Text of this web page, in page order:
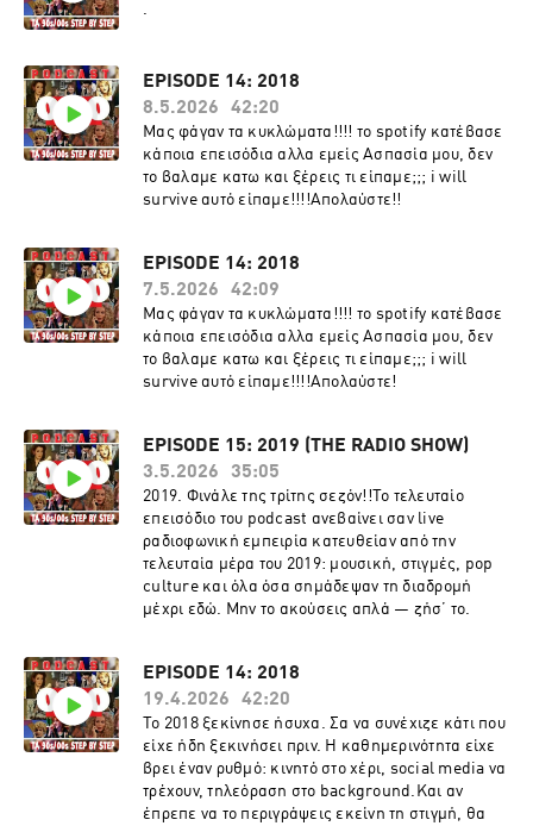
.
EPISODE 14: 2018
8.5.2026
42:20
Mας φάγαν τα κυκλώματα!!!! το spotify κατέβασε
κάποια επεισόδια αλλα εμείς Ασπασία μου, δεν
το βαλαμε κατω και ξέρεις τι είπαμε;;; i will
survive αυτό είπαμε!!!!Απολαύστε!!
EPISODE 14: 2018
7.5.2026
42:09
Mας φάγαν τα κυκλώματα!!!! το spotify κατέβασε
κάποια επεισόδια αλλα εμείς Ασπασία μου, δεν
το βαλαμε κατω και ξέρεις τι είπαμε;;; i will
survive αυτό είπαμε!!!!Απολαύστε!
EPISODE 15: 2019 (THE RADIO SHOW)
3.5.2026
35:05
2019. Φινάλε της τρίτης σεζόν!!Το τελευταίο
επεισόδιο του podcast ανεβαίνει σαν live
ραδιοφωνική εμπειρία κατευθείαν από την
τελευταία μέρα του 2019: μουσική, στιγμές, pop
culture και όλα όσα σημάδεψαν τη διαδρομή
μέχρι εδώ. Μην το ακούσεις απλά — ζήσ’ το.
EPISODE 14: 2018
19.4.2026
42:20
Το 2018 ξεκίνησε ήσυχα. Σα να συνέχιζε κάτι που
είχε ήδη ξεκινήσει πριν. Η καθημερινότητα είχε
βρει έναν ρυθμό: κινητό στο χέρι, social media να
τρέχουν, τηλεόραση στο background.Και αν
έπρεπε να το περιγράψεις εκείνη τη στιγμή, θα